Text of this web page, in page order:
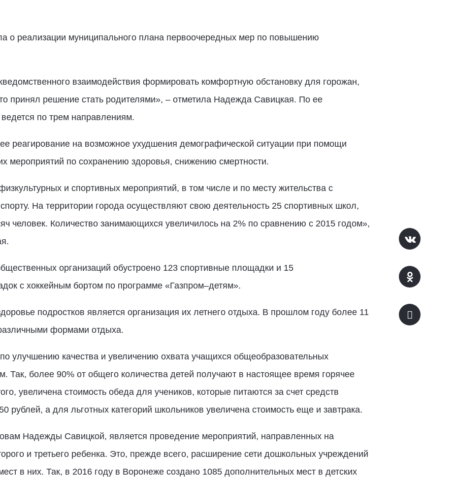
о реализации муниципального плана первоочередных мер по повышению
взаимодействия формировать комфортную обстановку для горожан,
принял решение стать родителями», – отметила Надежда Савицкая. По ее
по трем направлениям.
реагирование на возможное ухудшения демографической ситуации при помощи
мероприятий по сохранению здоровья, снижению смертности.
и спортивных мероприятий, в том числе и по месту жительства с
На территории города осуществляют свою деятельность 25 спортивных школ,
человек. Количество занимающихся увеличилось на 2% по сравнению с 2015 годом»,
организаций обустроено 123 спортивные площадки и 15
с хоккейным бортом по программе «Газпром–детям».
подростков является организация их летнего отдыха. В прошлом году более 11
формами отдыха.
улучшению качества и увеличению охвата учащихся общеобразовательных
Так, более 90% от общего количества детей получают в настоящее время горячее
увеличена стоимость обеда для учеников, которые питаются за счет средств
рублей, а для льготных категорий школьников увеличена стоимость еще и завтрака.
Надежды Савицкой, является проведение мероприятий, направленных на
и третьего ребенка. Это, прежде всего, расширение сети дошкольных учреждений
в них. Так, в 2016 году в Воронеже создано 1085 дополнительных мест в детских